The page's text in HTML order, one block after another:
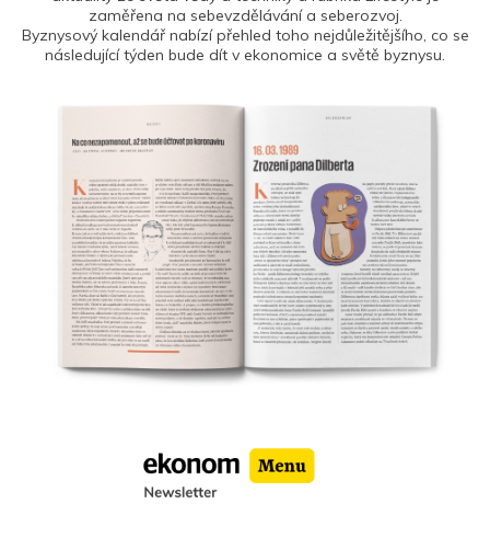
zaměřena na sebevzdělávání a seberozvoj.
Byznysový kalendář nabízí přehled toho nejdůležitějšího, co se
následující týden bude dít v ekonomice a světě byznysu.